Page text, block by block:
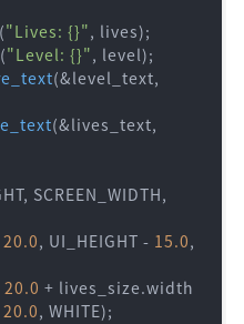
("Lives: {}", lives);
("Level: {}", level);
SCREEN_WIDTH,
20.0, UI_HEIGHT - 15.0
20.0 + lives_size.width
20.0, WHITE);